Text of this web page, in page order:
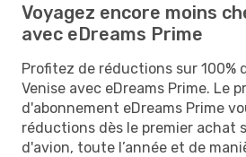
Voyagez encore moins
avec eDreams Prime
Profitez de réductions sur 100%
Venise avec eDreams Prime. Le
d'abonnement eDreams Prime
réductions dès le premier achat
d'avion, toute l’année et de